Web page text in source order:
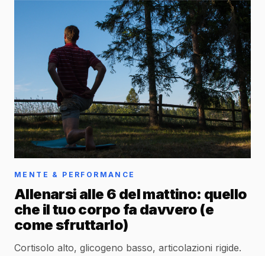
MENTE & PERFORMANCE
Allenarsi alle 6 del mattino: quello
che il tuo corpo fa davvero (e
come sfruttarlo)
Cortisolo alto, glicogeno basso, articolazioni rigide.